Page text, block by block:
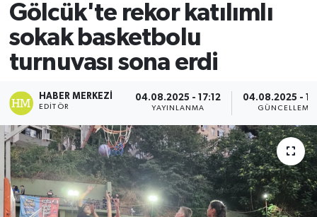
Gölcük'te rekor katılımlı
sokak basketbolu
turnuvası sona erdi
HABER MERKEZI
EDITÖR
04.08.2025 - 17:12
YAYINLANMA
04.08.2025 -
GÜNCELLEME
Son Dakika Haberleri
Haber Arşivi